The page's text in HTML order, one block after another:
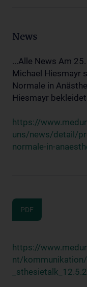
News
...Alle News Am
Michael Hiesmayr
Normale in
Hiesmayr
https://
uns/news/detail/
normale-in-
PDF
https://
nt/kommunikation/